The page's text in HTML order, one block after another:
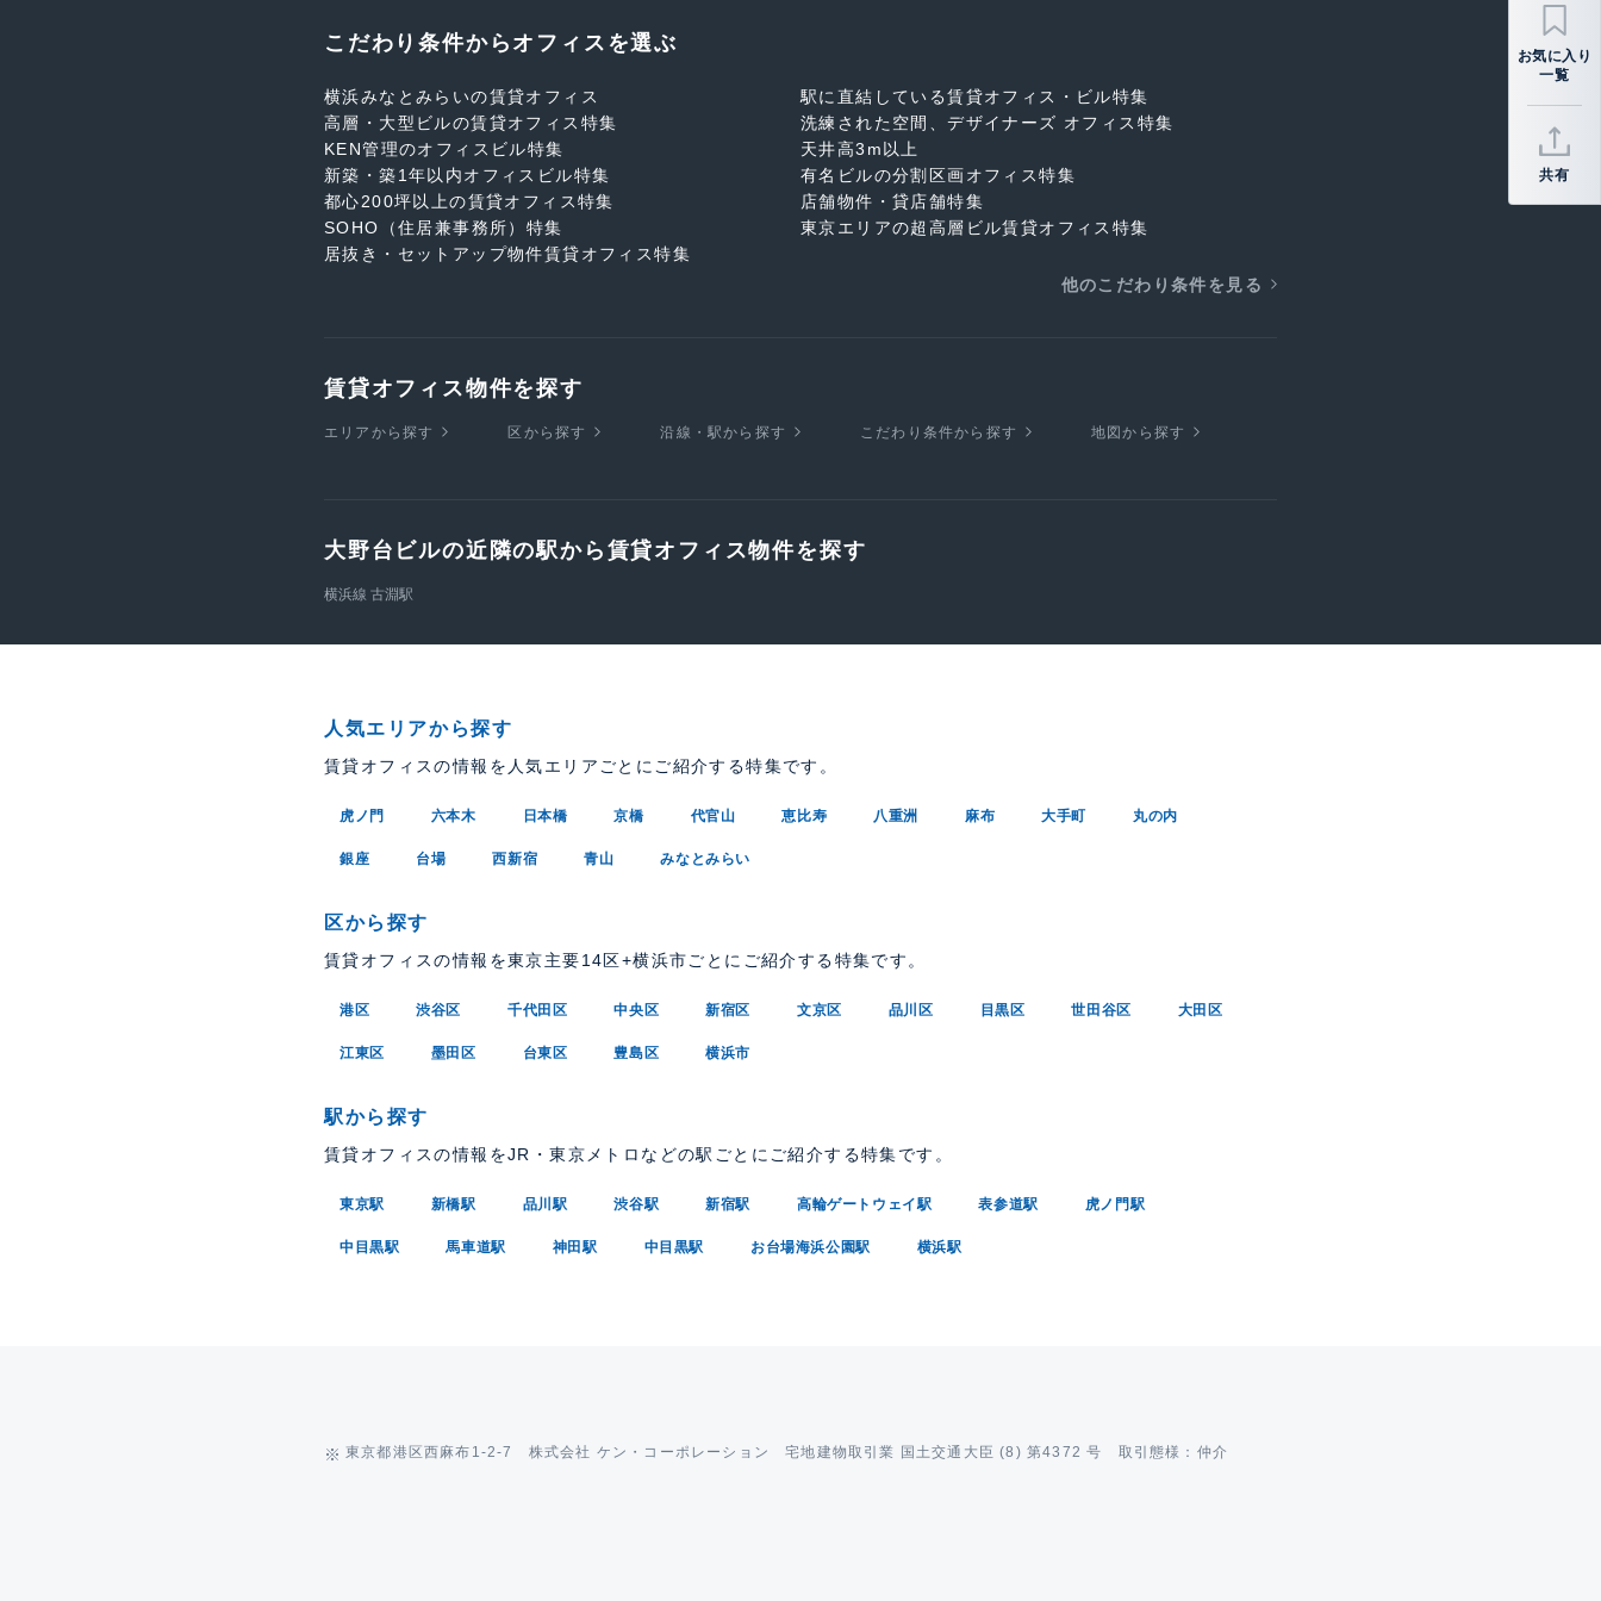
こだわり条件からオフィスを選ぶ
横浜みなとみらいの賃貸オフィス
駅に直結している賃貸オフィス・ビル特集
高層・大型ビルの賃貸オフィス特集
洗練された空間、デザイナーズ オフィス特集
KEN管理のオフィスビル特集
天井高3m以上
新築・築1年以内オフィスビル特集
有名ビルの分割区画オフィス特集
都心200坪以上の賃貸オフィス特集
店舗物件・貸店舗特集
SOHO（住居兼事務所）特集
東京エリアの超高層ビル賃貸オフィス特集
居抜き・セットアップ物件賃貸オフィス特集
他のこだわり条件を見る
賃貸オフィス物件を探す
エリアから探す 区から探す 沿線・駅から探す こだわり条件から探す 地図から探す
大野台ビルの近隣の駅から賃貸オフィス物件を探す
横浜線 古淵駅
人気エリアから探す
賃貸オフィスの情報を人気エリアごとにご紹介する特集です。
虎ノ門 六本木 日本橋 京橋 代官山 恵比寿 八重洲 麻布 大手町 丸の内
銀座 台場 西新宿 青山 みなとみらい
区から探す
賃貸オフィスの情報を東京主要14区+横浜市ごとにご紹介する特集です。
港区 渋谷区 千代田区 中央区 新宿区 文京区 品川区 目黒区 世田谷区 大田区
江東区 墨田区 台東区 豊島区 横浜市
駅から探す
賃貸オフィスの情報をJR・東京メトロなどの駅ごとにご紹介する特集です。
東京駅 新橋駅 品川駅 渋谷駅 新宿駅 高輪ゲートウェイ駅 表参道駅 虎ノ門駅
中目黒駅 馬車道駅 神田駅 中目黒駅 お台場海浜公園駅 横浜駅
東京都港区西麻布1-2-7 株式会社 ケン・コーポレーション 宅地建物取引業 国土交通大臣 (8) 第4372 号 取引態様：仲介
共有